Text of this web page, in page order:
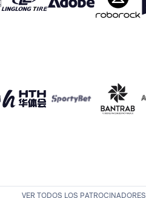
VER TODOS LOS PATROCINADORES